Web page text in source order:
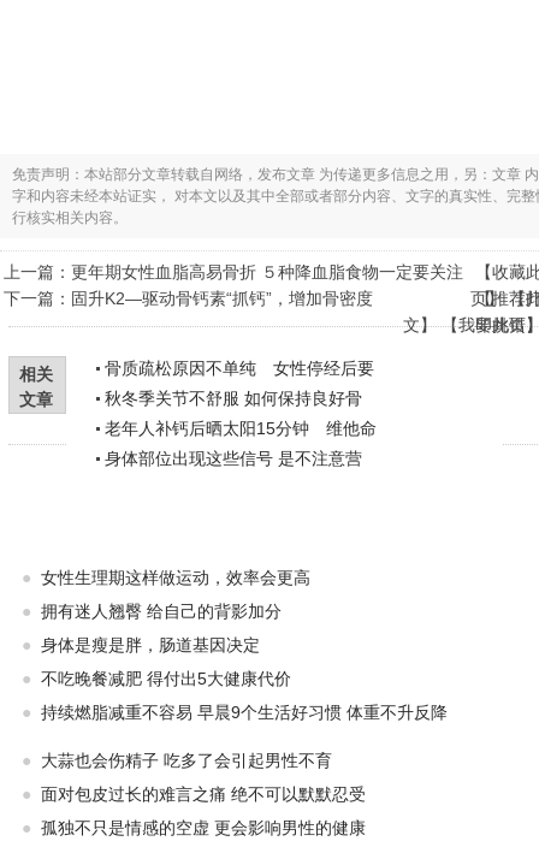
免责声明：本站部分文章转载自网络，发布文章 为传递更多信息之用，另：文章
字和内容未经本站证实， 对本文以及其中全部或者部分内容、文字的真实性、完
行核实相关内容。
上一篇： 更年期女性血脂高易骨折 ５种降血脂食物一定要关注
下一篇： 固升K2—驱动骨钙素“抓钙”，增加骨密度
【收藏
页】 【
印此页
【推荐
文】 【我要挑错
相关
文章
骨质疏松原因不单纯 女性停经后要
秋冬季关节不舒服 如何保持良好骨
老年人补钙后晒太阳15分钟 维他命
身体部位出现这些信号 是不注意营
● 女性生理期这样做运动，效率会更高
● 拥有迷人翘臀 给自己的背影加分
● 身体是瘦是胖，肠道基因决定
● 不吃晚餐减肥 得付出5大健康代价
● 持续燃脂减重不容易 早晨9个生活好习惯 体重不升反降
●
大蒜也会伤精子 吃多了会引起男性不育
● 面对包皮过长的难言之痛 绝不可以默默忍受
● 孤独不只是情感的空虚 更会影响男性的健康